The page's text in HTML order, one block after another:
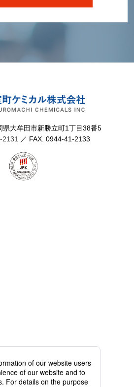
⼤牟⽥市新勝⽴町1丁⽬38番5
／ FAX. 0944-41-2133